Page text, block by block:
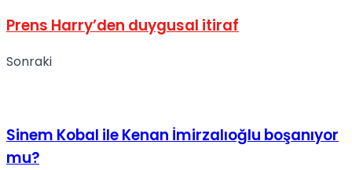
Prens Harry’den duygusal itiraf
Sonraki
Sinem Kobal ile Kenan İmirzalıoğlu boşanıyor
mu?